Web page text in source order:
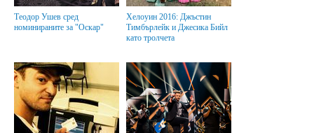
Теодор Ушев сред
номинираните за "Оскар"
Хелоуин 2016: Джъстин
Тимбърлейк и Джесика Бийл
като тролчета